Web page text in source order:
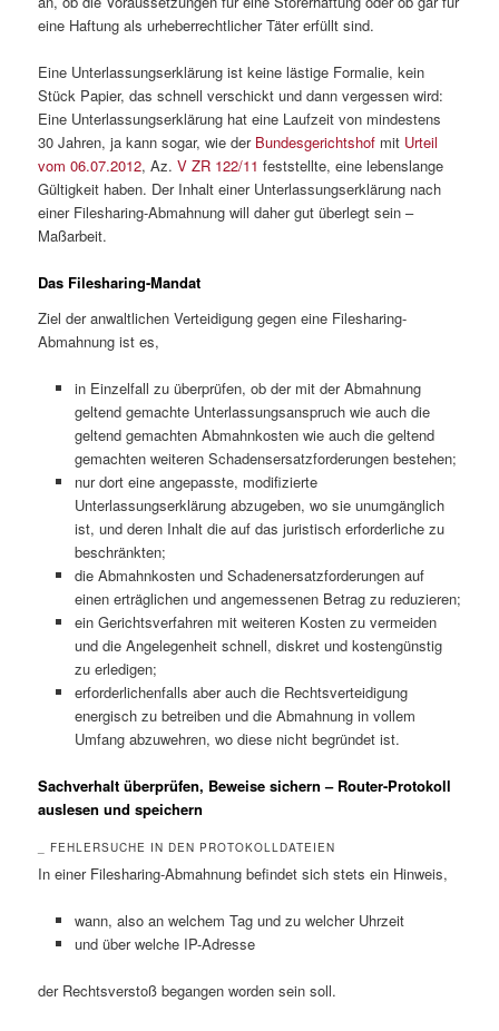
eine Haftung als urheberrechtlicher Täter erfüllt sind.
Eine Unterlassungserklärung ist keine lästige Formalie, kein
Stück Papier, das schnell verschickt und dann vergessen wird:
Eine Unterlassungserklärung hat eine Laufzeit von mindestens
30 Jahren, ja kann sogar, wie der Bundesgerichtshof mit Urteil
vom 06.07.2012, Az.V ZR 122/11 feststellte, eine lebenslange
Gültigkeit haben. Der Inhalt einer Unterlassungserklärung nach
einer Filesharing-Abmahnung will daher gut überlegt sein –
Maßarbeit.
Das Filesharing-Mandat
Ziel der anwaltlichen Verteidigung gegen eine Filesharing-
Abmahnung ist es,
in Einzelfall zu überprüfen, ob der mit der Abmahnung
geltend gemachte Unterlassungsanspruch wie auch die
geltend gemachten Abmahnkosten wie auch die geltend
gemachten weiteren Schadensersatzforderungen bestehen;
nur dort eine angepasste, modifizierte
Unterlassungserklärung abzugeben, wo sie unumgänglich
ist, und deren Inhalt die auf das juristisch erforderliche zu
beschränkten;
die Abmahnkosten und Schadenersatzforderungen auf
einen erträglichen und angemessenen Betrag zu reduzieren;
ein Gerichtsverfahren mit weiteren Kosten zu vermeiden
und die Angelegenheit schnell, diskret und kostengünstig
zu erledigen;
erforderlichenfalls aber auch die Rechtsverteidigung
energisch zu betreiben und die Abmahnung in vollem
Umfang abzuwehren, wo diese nicht begründet ist.
Sachverhalt überprüfen, Beweise sichern – Router-Protokoll
auslesen und speichern
_ FEHLERSUCHE IN DEN PROTOKOLLDATEIEN
In einer Filesharing-Abmahnung befindet sich stets ein Hinweis,
wann, also an welchem Tag und zu welcher Uhrzeit
und über welche IP-Adresse
der Rechtsverstoß begangen worden sein soll.